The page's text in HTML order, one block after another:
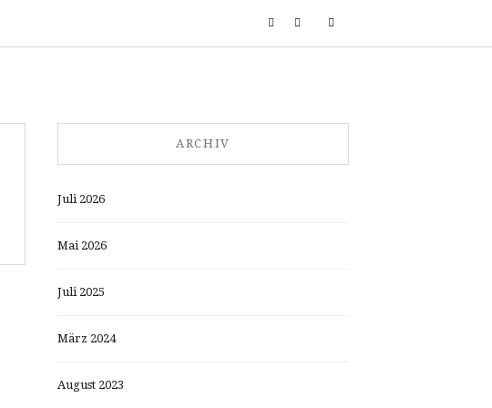
ARCHIV
Juli 2026
Mai 2026
Juli 2025
März 2024
August 2023